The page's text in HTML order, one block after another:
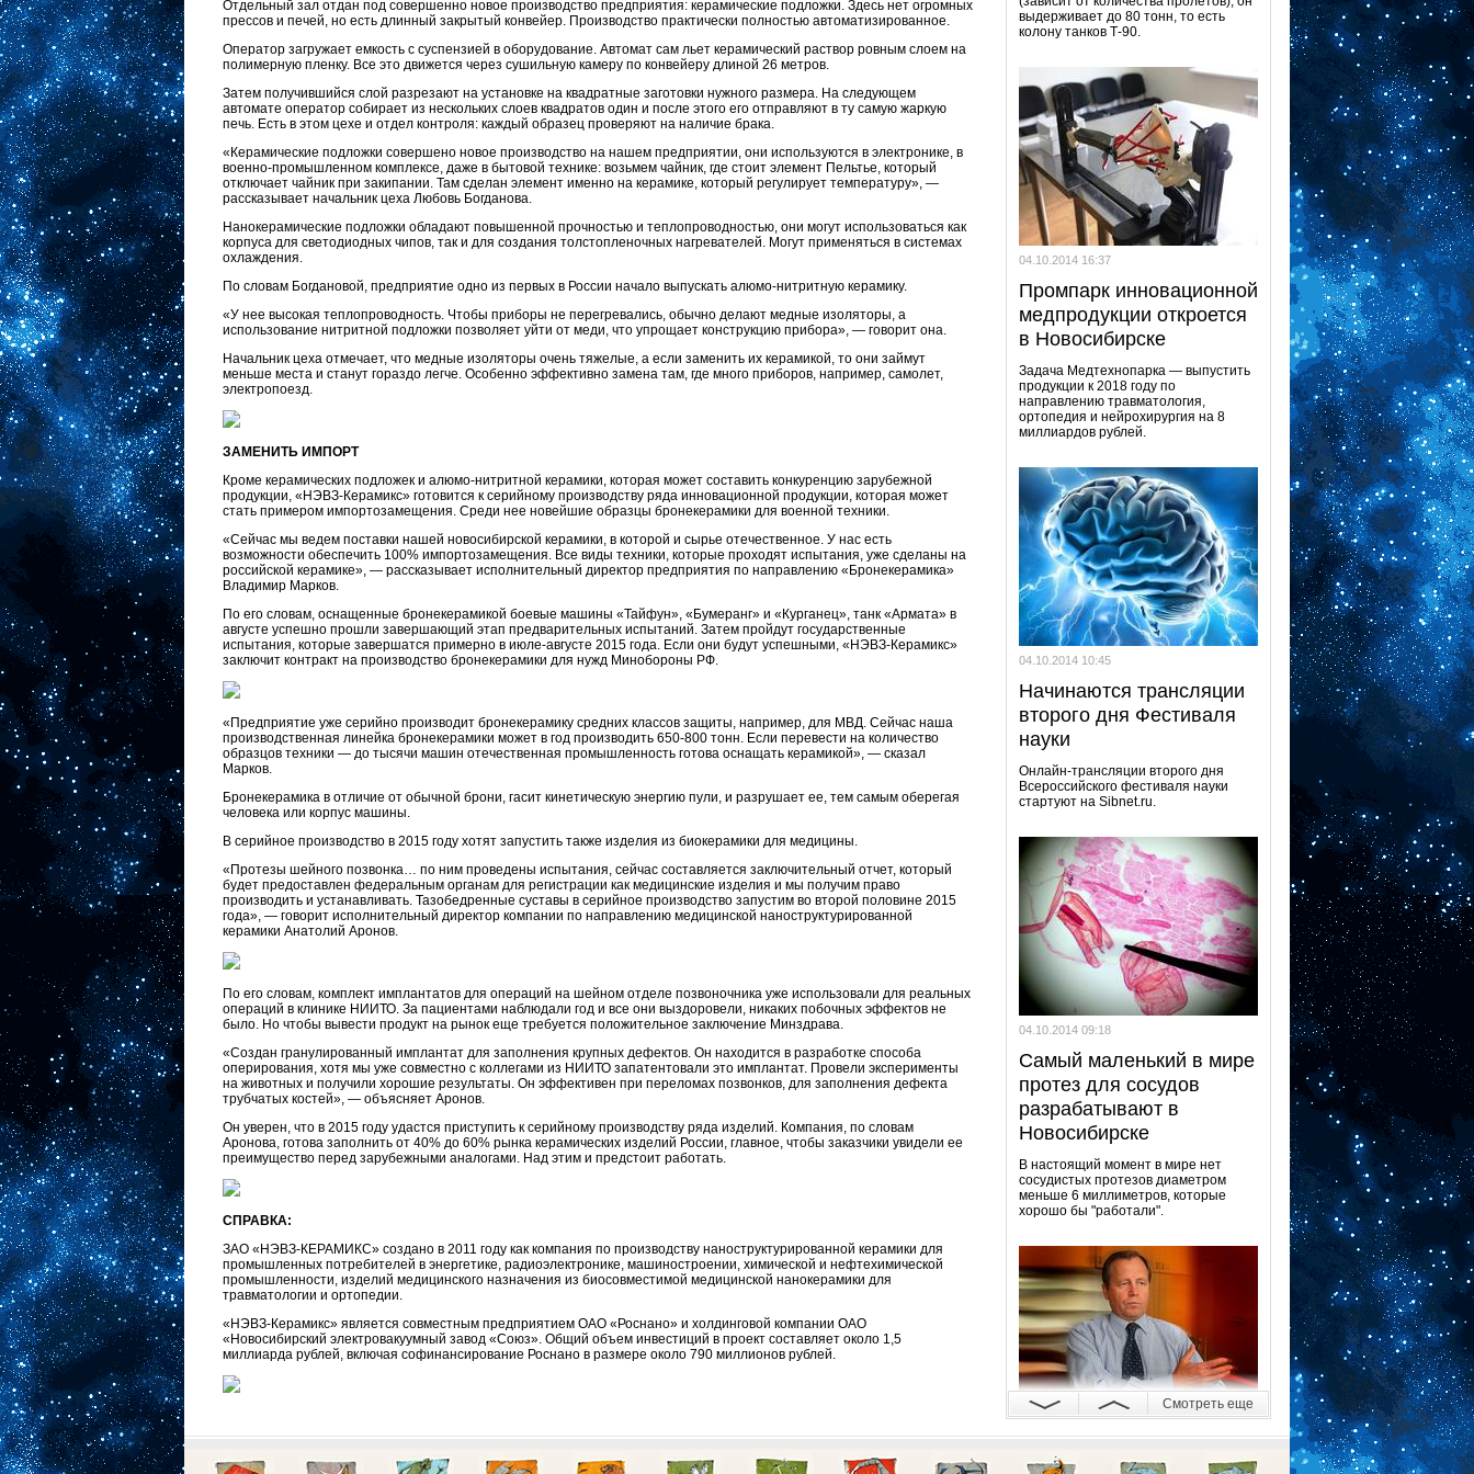
Отдельный зал отдан под совершенно новое производство предприятия: керамические подложки. Здесь нет огромных
прессов и печей, но есть длинный закрытый конвейер. Производство практически полностью автоматизированное.
Оператор загружает емкость с суспензией в оборудование. Автомат сам льет керамический раствор ровным слоем на
полимерную пленку. Все это движется через сушильную камеру по конвейеру длиной 26 метров.
Затем получившийся слой разрезают на установке на квадратные заготовки нужного размера. На следующем
автомате оператор собирает из нескольких слоев квадратов один и после этого его отправляют в ту самую жаркую
печь. Есть в этом цехе и отдел контроля: каждый образец проверяют на наличие брака.
«Керамические подложки совершено новое производство на нашем предприятии, они используются в электронике, в
военно-промышленном комплексе, даже в бытовой технике: возьмем чайник, где стоит элемент Пельтье, который
отключает чайник при закипании. Там сделан элемент именно на керамике, который регулирует температуру», —
рассказывает начальник цеха Любовь Богданова.
Нанокерамические подложки обладают повышенной прочностью и теплопроводностью, они могут использоваться как
корпуса для светодиодных чипов, так и для создания толстопленочных нагревателей. Могут применяться в системах
охлаждения.
По словам Богдановой, предприятие одно из первых в России начало выпускать алюмо-нитритную керамику.
«У нее высокая теплопроводность. Чтобы приборы не перегревались, обычно делают медные изоляторы, а
использование нитритной подложки позволяет уйти от меди, что упрощает конструкцию прибора», — говорит она.
Начальник цеха отмечает, что медные изоляторы очень тяжелые, а если заменить их керамикой, то они займут
меньше места и станут гораздо легче. Особенно эффективно замена там, где много приборов, например, самолет,
электропоезд.
ЗАМЕНИТЬ ИМПОРТ
Кроме керамических подложек и алюмо-нитритной керамики, которая может составить конкуренцию зарубежной
продукции, «НЭВЗ-Керамикс» готовится к серийному производству ряда инновационной продукции, которая может
стать примером импортозамещения. Среди нее новейшие образцы бронекерамики для военной техники.
«Сейчас мы ведем поставки нашей новосибирской керамики, в которой и сырье отечественное. У нас есть
возможности обеспечить 100% импортозамещения. Все виды техники, которые проходят испытания, уже сделаны на
российской керамике», — рассказывает исполнительный директор предприятия по направлению «Бронекерамика»
Владимир Марков.
По его словам, оснащенные бронекерамикой боевые машины «Тайфун», «Бумеранг» и «Курганец», танк «Армата» в
августе успешно прошли завершающий этап предварительных испытаний. Затем пройдут государственные
испытания, которые завершатся примерно в июле-августе 2015 года. Если они будут успешными, «НЭВЗ-Керамикс»
заключит контракт на производство бронекерамики для нужд Минобороны РФ.
«Предприятие уже серийно производит бронекерамику средних классов защиты, например, для МВД. Сейчас наша
производственная линейка бронекерамики может в год производить 650-800 тонн. Если перевести на количество
образцов техники — до тысячи машин отечественная промышленность готова оснащать керамикой», — сказал
Марков.
Бронекерамика в отличие от обычной брони, гасит кинетическую энергию пули, и разрушает ее, тем самым оберегая
человека или корпус машины.
В серийное производство в 2015 году хотят запустить также изделия из биокерамики для медицины.
«Протезы шейного позвонка… по ним проведены испытания, сейчас составляется заключительный отчет, который
будет предоставлен федеральным органам для регистрации как медицинские изделия и мы получим право
производить и устанавливать. Тазобедренные суставы в серийное производство запустим во второй половине 2015
года», — говорит исполнительный директор компании по направлению медицинской наноструктурированной
керамики Анатолий Аронов.
По его словам, комплект имплантатов для операций на шейном отделе позвоночника уже использовали для реальных
операций в клинике НИИТО. За пациентами наблюдали год и все они выздоровели, никаких побочных эффектов не
было. Но чтобы вывести продукт на рынок еще требуется положительное заключение Минздрава.
«Создан гранулированный имплантат для заполнения крупных дефектов. Он находится в разработке способа
оперирования, хотя мы уже совместно с коллегами из НИИТО запатентовали это имплантат. Провели эксперименты
на животных и получили хорошие результаты. Он эффективен при переломах позвонков, для заполнения дефекта
трубчатых костей», — объясняет Аронов.
Он уверен, что в 2015 году удастся приступить к серийному производству ряда изделий. Компания, по словам
Аронова, готова заполнить от 40% до 60% рынка керамических изделий России, главное, чтобы заказчики увидели ее
преимущество перед зарубежными аналогами. Над этим и предстоит работать.
СПРАВКА:
ЗАО «НЭВЗ-КЕРАМИКС» создано в 2011 году как компания по производству наноструктурированной керамики для
промышленных потребителей в энергетике, радиоэлектронике, машиностроении, химической и нефтехимической
промышленности, изделий медицинского назначения из биосовместимой медицинской нанокерамики для
травматологии и ортопедии.
«НЭВЗ-Керамикс» является совместным предприятием ОАО «Роснано» и холдинговой компании ОАО
«Новосибирский электровакуумный завод «Союз». Общий объем инвестиций в проект составляет около 1,5
миллиарда рублей, включая софинансирование Роснано в размере около 790 миллионов рублей.
выдерживает до 80 тонн, то есть
колону танков Т-90.
04.10.2014 16:37
Промпарк инновационной
медпродукции откроется
в Новосибирске
Задача Медтехнопарка — выпустить
продукции к 2018 году по
направлению травматология,
ортопедия и нейрохирургия на 8
миллиардов рублей.
04.10.2014 10:45
Начинаются трансляции
второго дня Фестиваля
науки
Онлайн-трансляции второго дня
Всероссийского фестиваля науки
стартуют на Sibnet.ru.
04.10.2014 09:18
Самый маленький в мире
протез для сосудов
разрабатывают в
Новосибирске
В настоящий момент в мире нет
сосудистых протезов диаметром
меньше 6 миллиметров, которые
хорошо бы "работали".
03.10.2014 18:20
Резину с нанотрубками
Смотреть еще